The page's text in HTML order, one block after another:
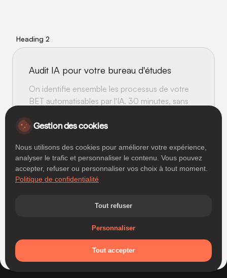
Gestion des cookies
Nous utilisons des cookies pour améliorer votre expérience,
analyser le trafic et personnaliser le contenu. Vous pouvez
accepter, refuser ou personnaliser vos choix à tout moment.
Politique de confidentialité
Analytiques
Mesure d'audience et statistiques
Tout refuser
Personnaliser
Tout accepter
Heading 2
Audit IA pour votre bureau d'études‍
On identifie ensemble les processus de votre
BET automatisables par l'IA. 30 minutes, sans